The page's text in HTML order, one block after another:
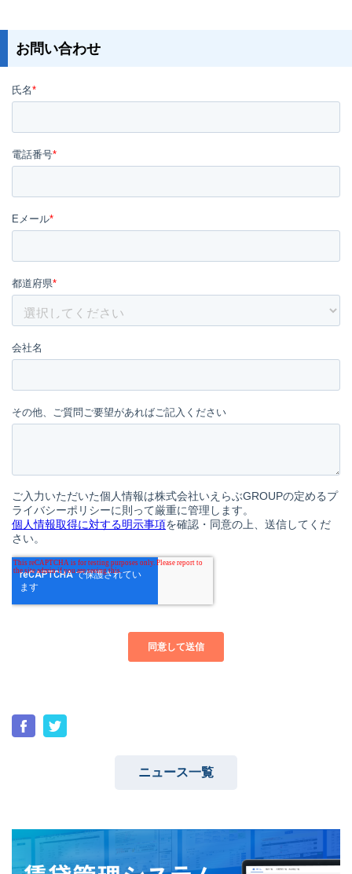
お問い合わせ
ニュース一覧